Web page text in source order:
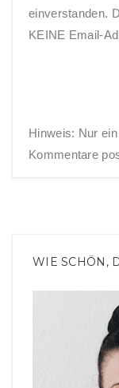
einverstanden.
KEINE Email-
Hinweis: Nur
Kommentare
WIE SCHÖN,